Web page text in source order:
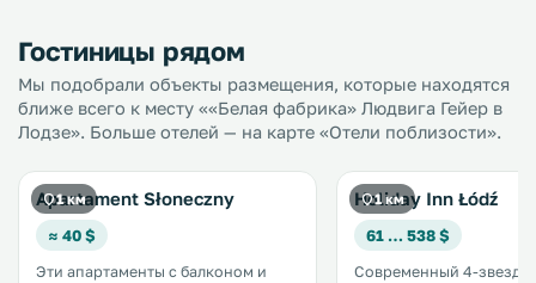
Гостиницы рядом
Мы подобрали объекты размещения, которые находятся
ближе всего к месту ««Белая фабрика» Людвига Гейер в
Лодзе». Больше отелей — на карте «Отели поблизости».
1 км
Apartament Słoneczny
≈ 40 $
Эти апартаменты с балконом и
1 км
Holiday Inn Łódź
61 … 538 $
Современный 4-